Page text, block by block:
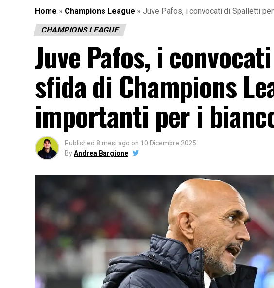
Home » Champions League » Juve Pafos, i convocati di Spalletti
CHAMPIONS LEAGUE
Juve Pafos, i
sfida di Champions
importanti per i
Published 8 mesi ago on 10 Dicembre 2025
ByAndrea Bargione